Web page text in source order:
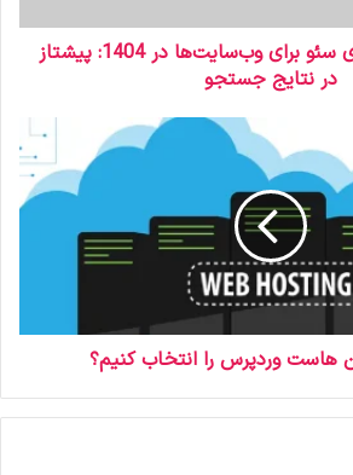
بهترین استراتژی‌های سئو برای وب‌سایت‌ها در 1404: پیشتاز
در نتایج جستجو
هاست وردپرس را انتخاب کنیم؟